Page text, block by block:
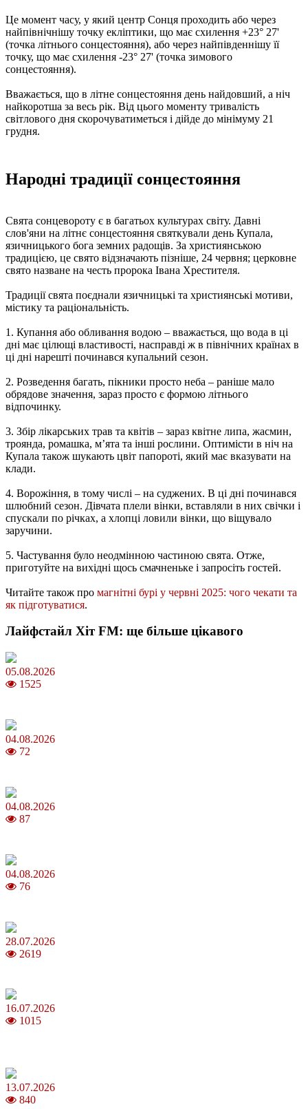
Це момент часу, у який центр Сонця проходить або через
найпівнічнішу точку екліптики, що має схилення +23° 27'
(точка літнього сонцестояння), або через найпівденнішу її
точку, що має схилення -23° 27' (точка зимового
сонцестояння).
Вважається, що в літне сонцестояння день найдовший, а ніч
найкоротша за весь рік. Від цього моменту тривалість
світлового дня скорочуватиметься і дійде до мінімуму 21
грудня.
Народні традиції сонцестояння
Свята сонцевороту є в багатьох культурах світу. Давні
слов'яни на літнє сонцестояння святкували день Купала,
язичницького бога земних радощів. За християнською
традицією, це свято відзначають пізніше, 24 червня; церковне
свято назване на честь пророка Івана Хрестителя.
Традиції свята поєднали язичницькі та християнські мотиви,
містику та раціональність.
1. Купання або обливання водою – вважається, що вода в ці
дні має цілющі властивості, насправді ж в північних країнах в
ці дні нарешті починався купальний сезон.
2. Розведення багать, пікники просто неба – раніше мало
обрядове значення, зараз просто є формою літнього
відпочинку.
3. Збір лікарських трав та квітів – зараз квітне липа, жасмин,
троянда, ромашка, м’ята та інші рослини. Оптимісти в ніч на
Купала також шукають цвіт папороті, який має вказувати на
клади.
4. Ворожіння, в тому числі – на суджених. В ці дні починався
шлюбний сезон. Дівчата плели вінки, вставляли в них свічки і
спускали по річках, а хлопці ловили вінки, що віщувало
заручини.
5. Частування було неодмінною частиною свята. Отже,
приготуйте на вихідні щось смачненьке і запросіть гостей.
Читайте також про магнітні бурі у червні 2025: чого чекати та
як підготуватися.
Лайфстайл Хіт FM: ще більше цікавого
05.08.2026
1525
04.08.2026
72
04.08.2026
87
04.08.2026
76
28.07.2026
2619
16.07.2026
1015
13.07.2026
840